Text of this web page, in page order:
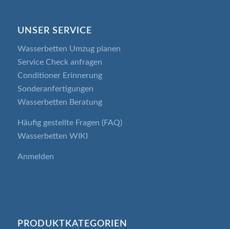
UNSER SERVICE
Wasserbetten Umzug planen
Service Check anfragen
Conditioner Erinnerung
Sonderanfertigungen
Wasserbetten Beratung
Häufig gestellte Fragen (FAQ)
Wasserbetten WIKI
Anmelden
PRODUKTKATEGORIEN